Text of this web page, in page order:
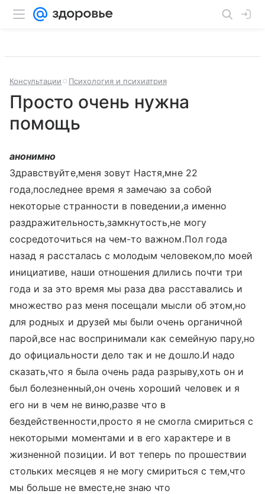
Консультации Психология и психиатрия
Просто очень нужна
помощь
анонимно
Здравствуйте,меня зовут Настя,мне 22
года,последнее время я замечаю за собой
некоторые странности в поведении,а именно
раздражительность,замкнутость,не могу
сосредоточиться на чем-то важном.Пол года
назад я рассталась с молодым человеком,по моей
инициативе, наши отношения длились почти три
года и за это время мы раза два расставались и
множество раз меня посещали мысли об этом,но
для родных и друзей мы были очень органичной
парой,все нас воспринимали как семейную пару,но
до официальности дело так и не дошло.И надо
сказать,что я была очень рада разрыву,хоть он и
был болезненный,он очень хороший человек и я
его ни в чем не виню,разве что в
бездейственности,просто я не смогла смириться с
некоторыми моментами и в его характере и в
жизненной позиции. И вот теперь по прошествии
стольких месяцев я не могу смириться с тем,что
мы больше не вместе,не знаю что